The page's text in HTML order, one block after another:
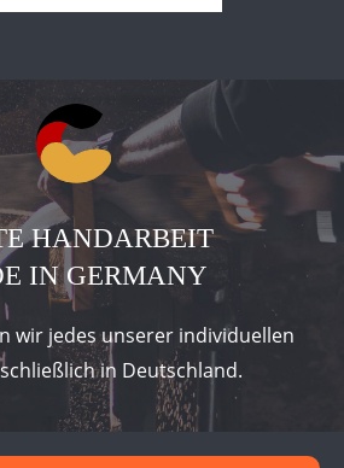
HANDARBEIT
IN GERMANY
wir jedes unserer individuellen
in Deutschland.